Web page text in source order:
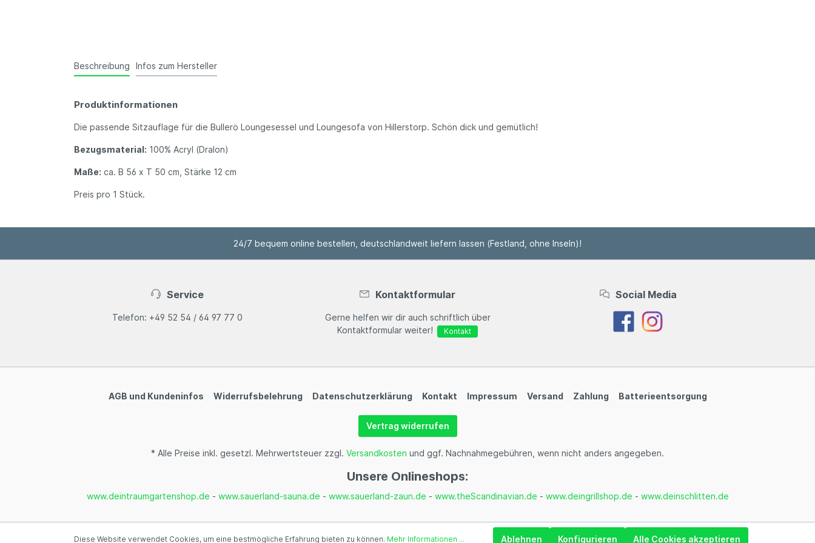
Beschreibung Infos zum Hersteller
Produktinformationen
Die passende Sitzauflage für die Bullerö Loungesessel und Loungesofa von Hillerstorp. Schön dick und gemütlich!
Bezugsmaterial: 100% Acryl (Dralon)
Maße: ca. B 56 x T 50 cm, Stärke 12 cm
Preis pro 1 Stück.
24/7 bequem online bestellen, deutschlandweit liefern lassen (Festland, ohne Inseln)!
Service
Telefon: +49 52 54 / 64 97 77 0
Kontaktformular
Gerne helfen wir dir auch schriftlich über
Kontaktformular weiter!
Kontakt
Social Media
AGB und Kundeninfos Widerrufsbelehrung Datenschutzerklärung Kontakt Impressum Versand Zahlung Batterieentsorgung
Vertrag widerrufen
* Alle Preise inkl. gesetzl. Mehrwertsteuer zzgl. Versandkosten und ggf. Nachnahmegebühren, wenn nicht anders angegeben.
Unsere Onlineshops:
www.deintraumgartenshop.de - www.sauerland-sauna.de - www.sauerland-zaun.de - www.theScandinavian.de - www.deingrillshop.de - www.deinschlitten.de
Diese Website verwendet Cookies, um eine bestmögliche Erfahrung bieten zu können. Mehr Informationen ... Ablehnen Konfigurieren Alle Cookies akzeptieren